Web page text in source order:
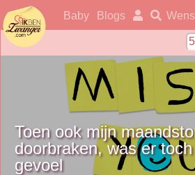
ikbenzwanger Wens
Baby Blogs
Toen ook mijn
doorbraken, was er
gevoel